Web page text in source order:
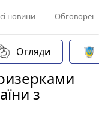
новини
Огляди
з